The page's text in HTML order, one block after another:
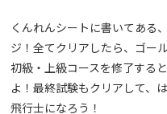
くんれんシートに書いてある
ジ！全てクリアしたら、ゴー
初級・上級コースを修了する
よ！最終試験もクリアして、
飛行士になろう！